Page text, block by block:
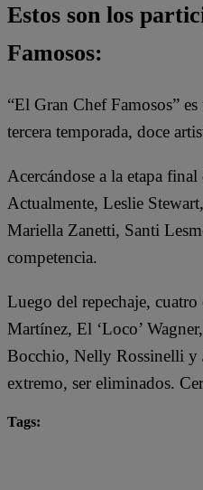
Estos son los
Famosos:
“El Gran Chef Famosos”
tercera temporada, doce
Acercándose a la etapa
Actualmente, Leslie
Mariella Zanetti, Santi
competencia.
Luego del repechaje,
Martínez, El ‘Loco’
Bocchio, Nelly Rossinelli y
extremo, ser eliminados.
Tags: